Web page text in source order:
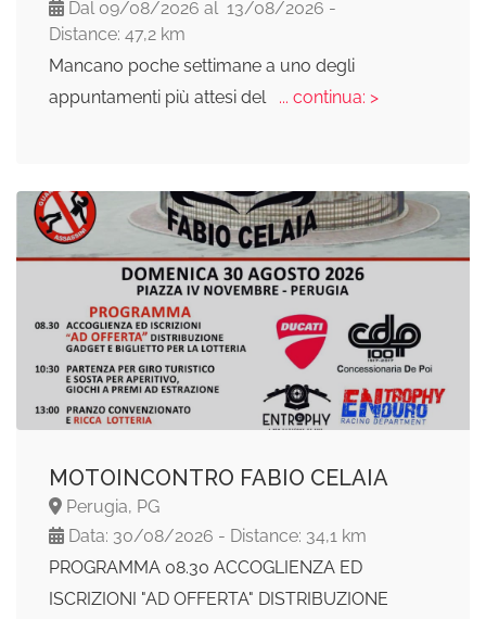
Dal 09/08/2026 al 13/08/2026 -
Distance: 47,2 km
Mancano poche settimane a uno degli
appuntamenti più attesi del
... continua: >
MOTOINCONTRO FABIO CELAIA
Perugia, PG
Data: 30/08/2026 - Distance: 34,1 km
PROGRAMMA 08.30 ACCOGLIENZA ED
ISCRIZIONI "AD OFFERTA" DISTRIBUZIONE